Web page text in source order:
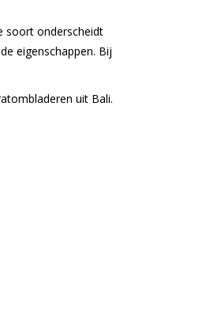
soort onderscheidt
eigenschappen. Bij
uit Bali.